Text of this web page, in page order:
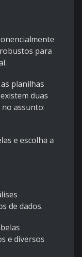
para
planilhas
duas
assunto:
e escolha a
de dados.
e diversos